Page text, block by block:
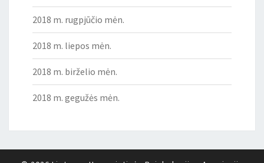
2018 m. rugpjūčio mėn.
2018 m. liepos mėn.
2018 m. birželio mėn.
2018 m. gegužės mėn.